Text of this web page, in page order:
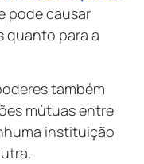
pode causar
quanto para a
também
mútuas entre
instituição